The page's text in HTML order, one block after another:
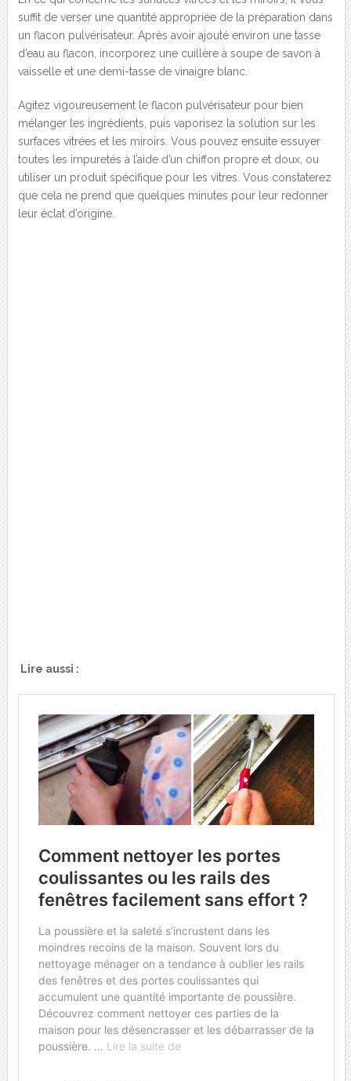
suffit de verser une quantité appropriée de la préparation dans
un flacon pulvérisateur. Après avoir ajouté environ une tasse
d’eau au flacon, incorporez une cuillère à soupe de savon à
vaisselle et une demi-tasse de vinaigre blanc.
Agitez vigoureusement le flacon pulvérisateur pour bien
mélanger les ingrédients, puis vaporisez la solution sur les
surfaces vitrées et les miroirs. Vous pouvez ensuite essuyer
toutes les impuretés à l’aide d’un chiffon propre et doux, ou
utiliser un produit spécifique pour les vitres. Vous constaterez
que cela ne prend que quelques minutes pour leur redonner
leur éclat d’origine.
Lire aussi :